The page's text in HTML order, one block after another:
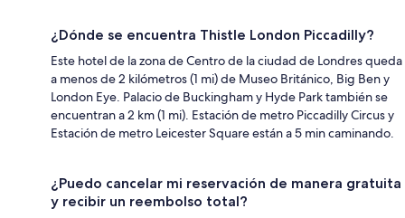
¿Dónde se encuentra Thistle London Piccadilly?
Este hotel de la zona de Centro de la ciudad de Londres queda
a menos de 2 kilómetros (1 mi) de Museo Británico, Big Ben y
London Eye. Palacio de Buckingham y Hyde Park también se
encuentran a 2 km (1 mi). Estación de metro Piccadilly Circus y
Estación de metro Leicester Square están a 5 min caminando.
¿Puedo cancelar mi reservación de manera gratuita
y recibir un reembolso total?